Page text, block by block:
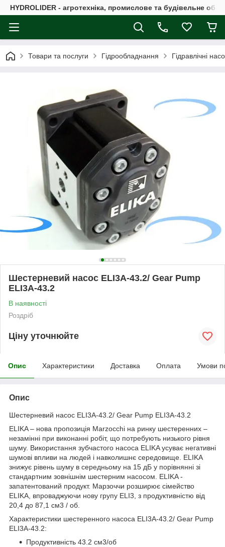
HYDROLIDER - агротехніка, промислове та будівельне
Товари та послуги Гідрообладнання Гідравлічні
Шестерневий насос ELI3A-43.2/ Gear Pump
ELI3A-43.2
В наявності
Роздріб
Ціну уточнюйте
Опис Характеристики Доставка Оплата Умови
Опис
Шестерневий насос ELI3A-43.2/ Gear Pump ELI3A-43.2
ELIKA – нова пропозиція Marzocchi на ринку шестеренних –
незамінні при виконанні робіт, що потребують низького рівня
шуму. Використання зубчастого насоса ELIKA усуває негативні
шумові впливи на людей і навколишнє середовище. ELIKA
знижує рівень шуму в середньому на 15 дБ у порівнянні зі
стандартним зовнішнім шестерним насосом. ELIKA -
запатентований продукт. Марзоччи розширює сімейство
ELIKA, впроваджуючи нову групу ELI3, з продуктивністю від
20,4 до 87,1 см3 / об.
Характеристики шестеренного насоса ELI3A-43.2/ Gear Pump
ELI3A-43.2:
Продуктивність 43.2 см3/об